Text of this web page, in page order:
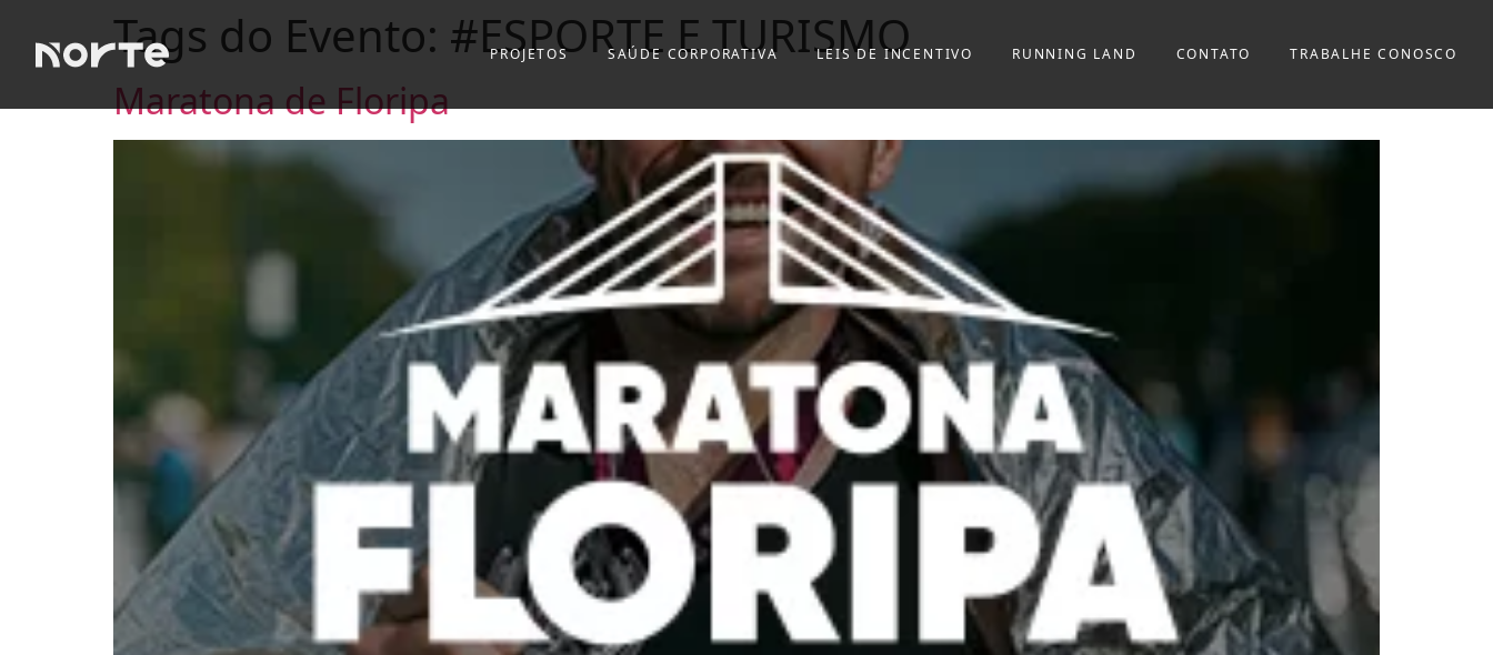
PROJETOS SAÚDE CORPORATIVA LEIS DE INCENTIVO RUNNING LAND CONTATO TRABALHE CONOSCO
Tags do Evento: #ESPORTE E TURISMO
Maratona de Floripa